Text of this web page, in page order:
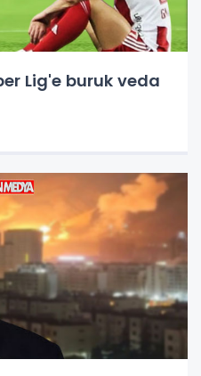
Lig'e buruk veda